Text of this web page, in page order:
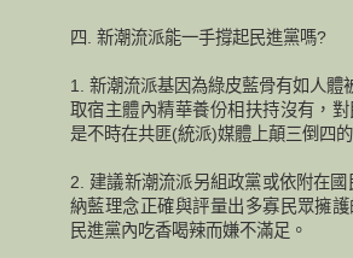
四. 新潮流派能一手撐起民進黨嗎?
1. 新潮流派基因為綠皮藍骨有如人體
取宿主體內精華養份相扶持沒有，
是不時在共匪(統派)媒體上顛三倒四
2. 建議新潮流派另組政黨或依附在
納藍理念正確與評量出多寡民眾擁
民進黨內吃香喝辣而嫌不滿足。